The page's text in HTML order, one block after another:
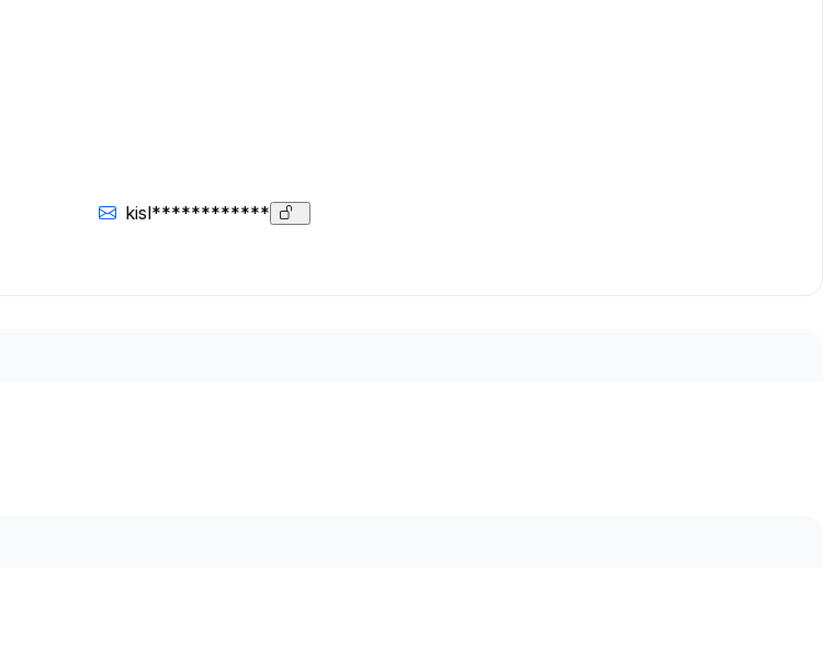
kisl************